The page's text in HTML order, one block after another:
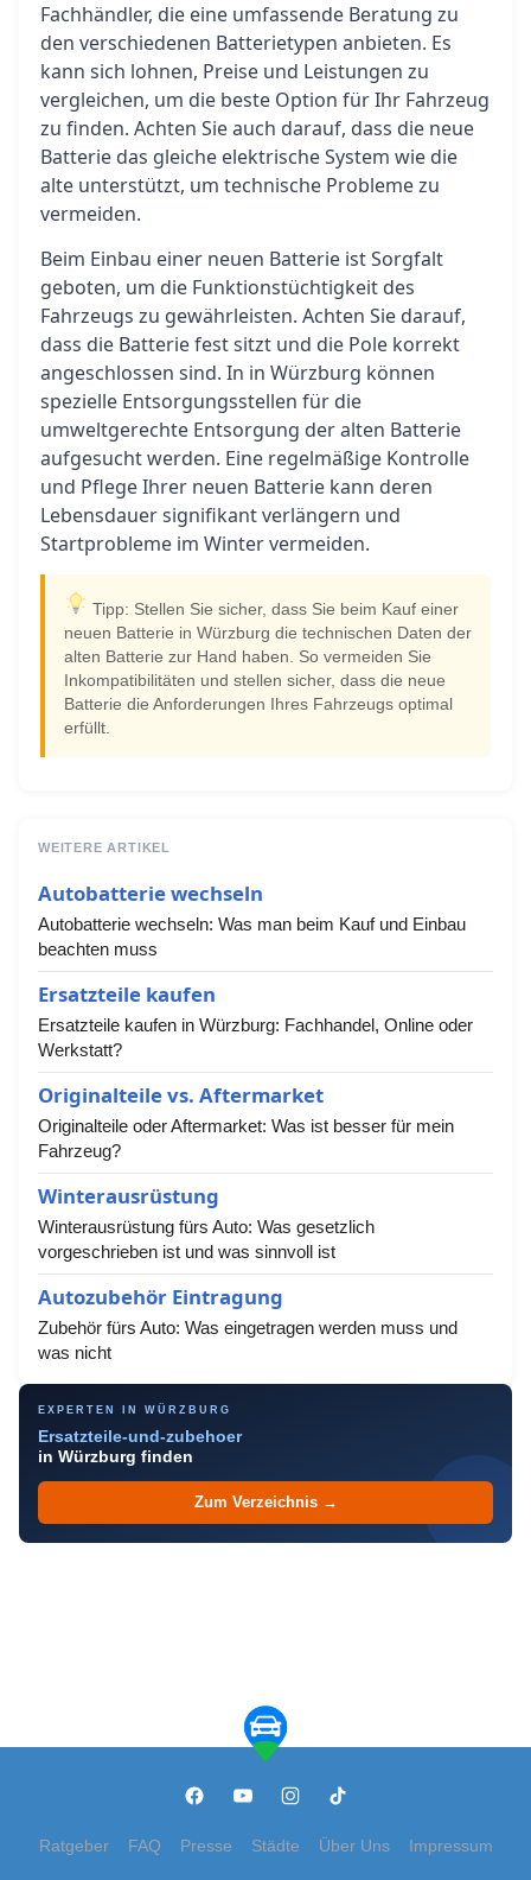
Fachhändler, die eine umfassende Beratung zu
den verschiedenen Batterietypen anbieten. Es
kann sich lohnen, Preise und Leistungen zu
vergleichen, um die beste Option für Ihr Fahrzeug
zu finden. Achten Sie auch darauf, dass die neue
Batterie das gleiche elektrische System wie die
alte unterstützt, um technische Probleme zu
vermeiden.
Beim Einbau einer neuen Batterie ist Sorgfalt
geboten, um die Funktionstüchtigkeit des
Fahrzeugs zu gewährleisten. Achten Sie darauf,
dass die Batterie fest sitzt und die Pole korrekt
angeschlossen sind. In in Würzburg können
spezielle Entsorgungsstellen für die
umweltgerechte Entsorgung der alten Batterie
aufgesucht werden. Eine regelmäßige Kontrolle
und Pflege Ihrer neuen Batterie kann deren
Lebensdauer signifikant verlängern und
Startprobleme im Winter vermeiden.
Tipp: Stellen Sie sicher, dass Sie beim Kauf einer
neuen Batterie in Würzburg die technischen Daten der
alten Batterie zur Hand haben. So vermeiden Sie
Inkompatibilitäten und stellen sicher, dass die neue
Batterie die Anforderungen Ihres Fahrzeugs optimal
erfüllt.
WEITERE ARTIKEL
Autobatterie wechseln
Autobatterie wechseln: Was man beim Kauf und Einbau
beachten muss
Ersatzteile kaufen
Ersatzteile kaufen in Würzburg: Fachhandel, Online oder
Werkstatt?
Originalteile vs. Aftermarket
Originalteile oder Aftermarket: Was ist besser für mein
Fahrzeug?
Winterausrüstung
Winterausrüstung fürs Auto: Was gesetzlich
vorgeschrieben ist und was sinnvoll ist
Autozubehör Eintragung
Zubehör fürs Auto: Was eingetragen werden muss und
was nicht
EXPERTEN IN WÜRZBURG
Ersatzteile-und-zubehoer
in Würzburg finden
Zum Verzeichnis →
Ratgeber FAQ Presse Städte Über Uns Impressum